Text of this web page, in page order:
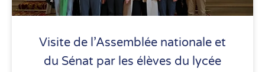
Visite de l’Assemblée nationale et
du Sénat par les élèves du lycée